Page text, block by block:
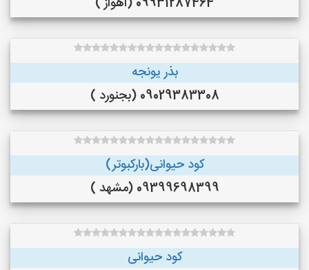
بذر یونجه
09029383308 (بجنورد )
کود حیوانی(بارکبوتر)
09399698399 (مشهد )
کود حیوانی